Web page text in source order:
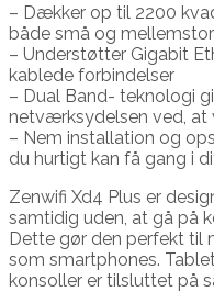
– Dækker op til 2200
både små og
– Understøtter Gigabit
kablede forbindelser
– Dual Band- teknologi
netværksydelsen ved,
– Nem installation og
du hurtigt kan få gang i
Zenwifi Xd4 Plus er
samtidig uden, at gå på
Dette gør den perfekt til
som smartphones.
konsoller er tilsluttet på